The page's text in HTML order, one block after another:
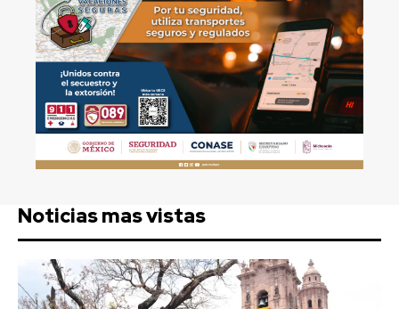
Noticias mas vistas